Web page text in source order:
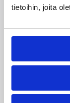
tietoihin, joita
Korisliiga
Daniel